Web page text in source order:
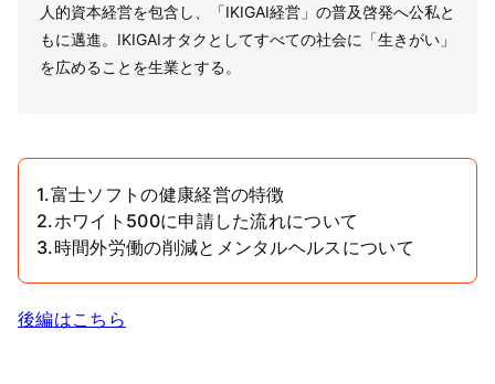
人的資本経営を包含し、「IKIGAI経営」の普及啓発へ公私と
もに邁進。IKIGAIオタクとしてすべての社会に「生きがい」
を広めることを生業とする。
1.富士ソフトの健康経営の特徴
2.ホワイト500に申請した流れについて
3.時間外労働の削減とメンタルヘルスについて
後編はこちら